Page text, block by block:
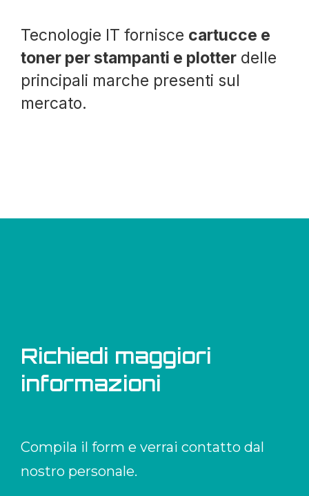
Tecnologie IT fornisce cartucce e
toner per stampanti e plotter delle
principali marche presenti sul
mercato.
Richiedi maggiori
informazioni
Compila il form e verrai contatto dal
nostro personale.